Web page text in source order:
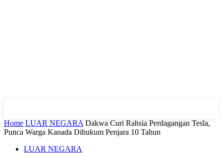
Home LUAR NEGARA Dakwa Curi Rahsia Perdagangan Tesla,
Punca Warga Kanada Dihukum Penjara 10 Tahun
LUAR NEGARA